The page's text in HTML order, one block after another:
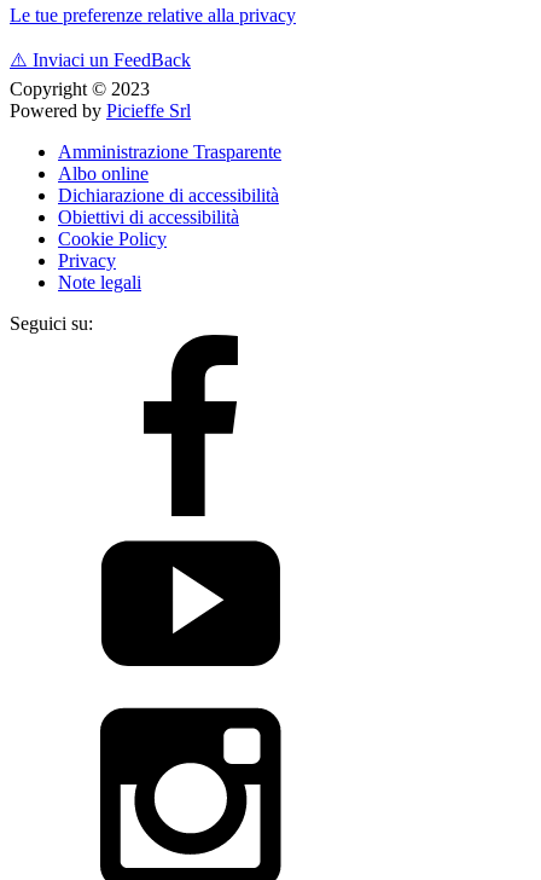
Le tue preferenze relative alla privacy
⚠️ Inviaci un FeedBack
Copyright © 2023
Powered by Picieffe Srl
Amministrazione Trasparente
Albo online
Dichiarazione di accessibilità
Obiettivi di accessibilità
Cookie Policy
Privacy
Note legali
Seguici su: